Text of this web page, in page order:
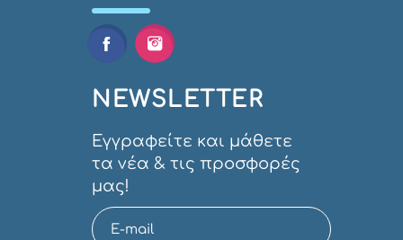
NEWSLETTER
Εγγραφείτε και μάθετε
τα νέα & τις προσφορές
μας!